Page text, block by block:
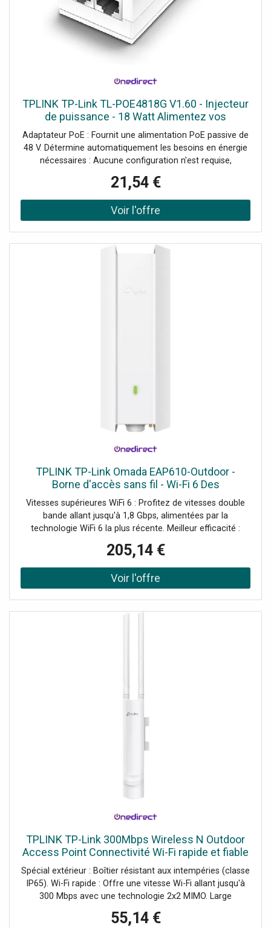
TPLINK TP-Link TL-POE4818G V1.60 - Injecteur
de puissance - 18 Watt Alimentez vos
dispositifs en toute simplicité.
Adaptateur PoE : Fournit une alimentation PoE passive de
48 V. Détermine automatiquement les besoins en énergie
nécessaires : Aucune configuration n'est requise,
l'adaptateur détermine automatiquement les exigences
d'alimentation. Support de vitesse Gigabit : Transmet des
données à des vitesses Gigabit pour une connectivité
rapide.
21,54 €
TPLINK TP-Link Omada EAP610-Outdoor -
Borne d'accès sans fil - Wi-Fi 6 Des
performances de pointe, une couverture
étendue et une gestion simplifiée grâce à
Vitesses supérieures WiFi 6 : Profitez de vitesses double
bande allant jusqu'à 1,8 Gbps, alimentées par la
technologie WiFi 6 la plus récente. Meilleur efficacité :
nombre de dispositifs, avec moins de latence, grâce à la
technologie OFDMA et MU-MIMO. Large couverture : Doté
d'un amplificateur haute puissance dédié et d'antennes
professionnelles, avec une coque résistante aux
Demander un audit de connectivité !
205,14 €
TPLINK TP-Link 300Mbps Wireless N Outdoor
Access Point Connectivité Wi-Fi rapide et fiable
en extérieur !
Spécial extérieur : Boîtier résistant aux intempéries (classe
IP65). Wi-Fi rapide : Offre une vitesse Wi-Fi allant jusqu'à
300 Mbps avec une technologie 2x2 MIMO. Large
puissance dédié et d'antennes professionnelles pour une
55,14 €